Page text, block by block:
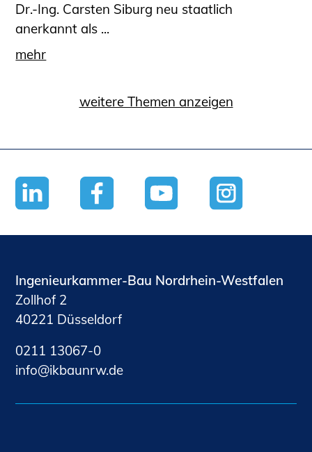
Dr.-Ing. Carsten Siburg neu staatlich
anerkannt als ...
mehr
weitere Themen anzeigen
Ingenieurkammer-Bau Nordrhein-Westfalen
Zollhof 2
40221 Düsseldorf
0211 13067-0
nf
kb nrwd